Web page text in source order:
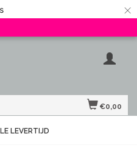
×
€0,00
LEVERTIJD